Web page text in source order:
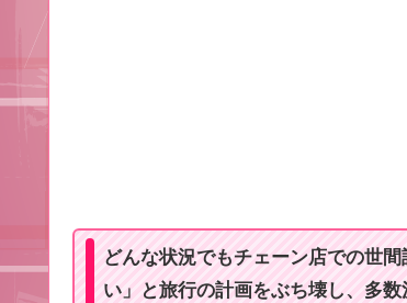
どんな状況でもチェーン店での世
い」と旅行の計画をぶち壊し、多